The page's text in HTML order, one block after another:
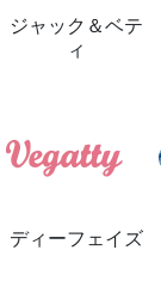
ジャック＆ベテ
ィ
ディーフェイズ